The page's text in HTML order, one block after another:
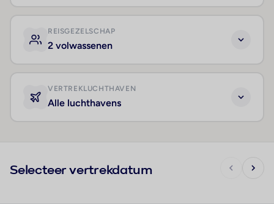
REISGEZELSCHAP
2 volwassenen
VERTREKLUCHTHAVEN
Alle luchthavens
Selecteer vertrekdatum